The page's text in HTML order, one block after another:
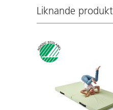
Liknande